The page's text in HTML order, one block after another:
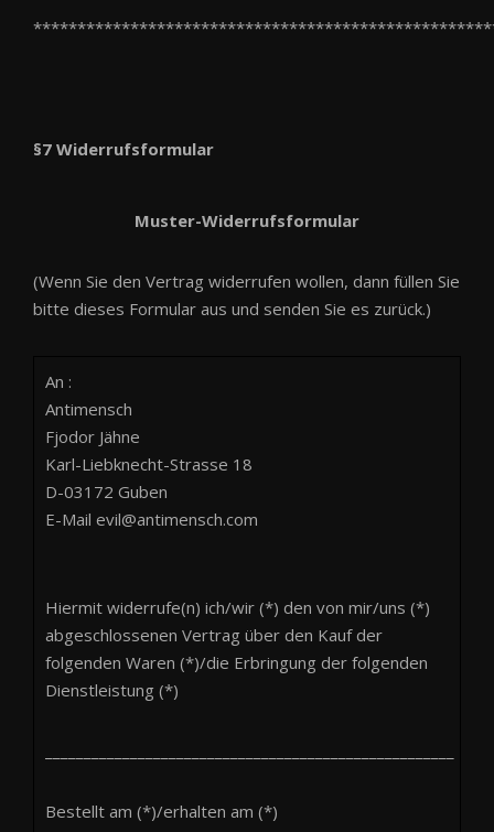
§7 Widerrufsformular
Muster-Widerrufsformular
(Wenn Sie den Vertrag widerrufen wollen, dann füllen Sie
bitte dieses Formular aus und senden Sie es zurück.)
An :
Antimensch
Fjodor Jähne
Karl-Liebknecht-Strasse 18
D-03172 Guben
E-Mail evil@antimensch.com
Hiermit widerrufe(n) ich/wir (*) den von mir/uns (*)
abgeschlossenen Vertrag über den Kauf der
folgenden Waren (*)/die Erbringung der folgenden
Dienstleistung (*)
Bestellt am (*)/erhalten am (*)